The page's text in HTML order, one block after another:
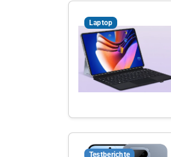
Laptop
Testberichte